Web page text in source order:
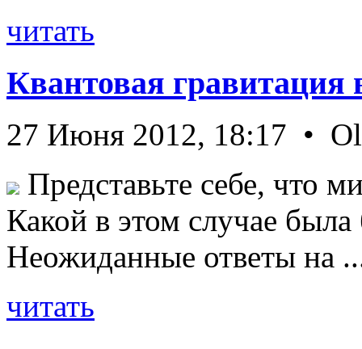
читать
Квантовая гравитация
27 Июня 2012, 18:17 •
Представьте себе, что
Какой в этом случае
Неожиданные ответы на
читать